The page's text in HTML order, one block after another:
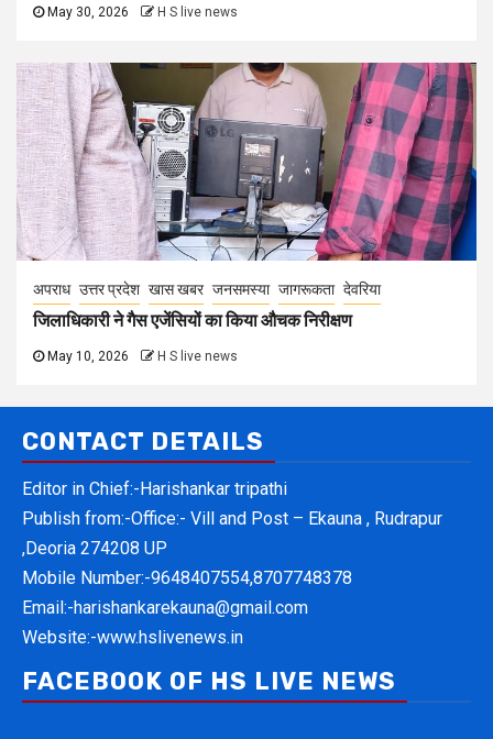
May 30, 2026 H S live news
अपराध उत्तर प्रदेश खास खबर जनसमस्या जागरूकता देवरिया
जिलाधिकारी ने गैस एजेंसियों का किया औचक निरीक्षण
May 10, 2026 H S live news
CONTACT DETAILS
Editor in Chief:-Harishankar tripathi
Publish from:-Office:- Vill and Post – Ekauna , Rudrapur
,Deoria 274208 UP
Mobile Number:-9648407554,8707748378
Email:-harishankarekauna@gmail.com
Website:-www.hslivenews.in
FACEBOOK OF HS LIVE NEWS